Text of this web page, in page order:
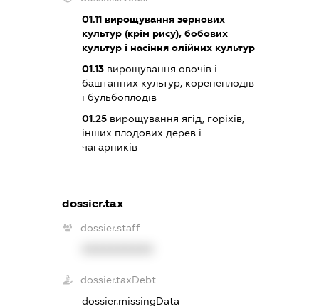
01.11 вирощування зернових
культур (крім рису), бобових
культур і насіння олійних культур
01.13 вирощування овочів і
баштанних культур, коренеплодів
і бульбоплодів
01.25 вирощування ягід, горіхів,
інших плодових дерев і
чагарників
dossier.tax
dossier.staff
dossier.taxDebt
dossier.missingData